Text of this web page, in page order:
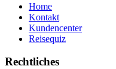
Home
Kontakt
Kundencenter
Reisequiz
Rechtliches